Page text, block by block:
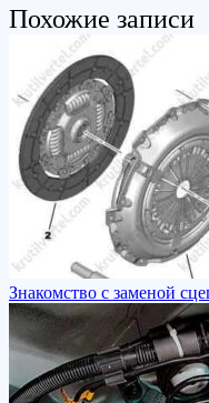
Похожие записи
Знакомство с заменой